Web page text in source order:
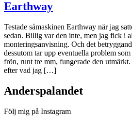
Earthway
Testade såmaskinen Earthway när jag
sedan. Billig var den inte, men jag fick i
monteringsanvisning. Och det
dessutom tar upp eventuella problem
frön, runt tre mm, fungerade den
efter vad jag […]
Anderspalandet
Följ mig på Instagram